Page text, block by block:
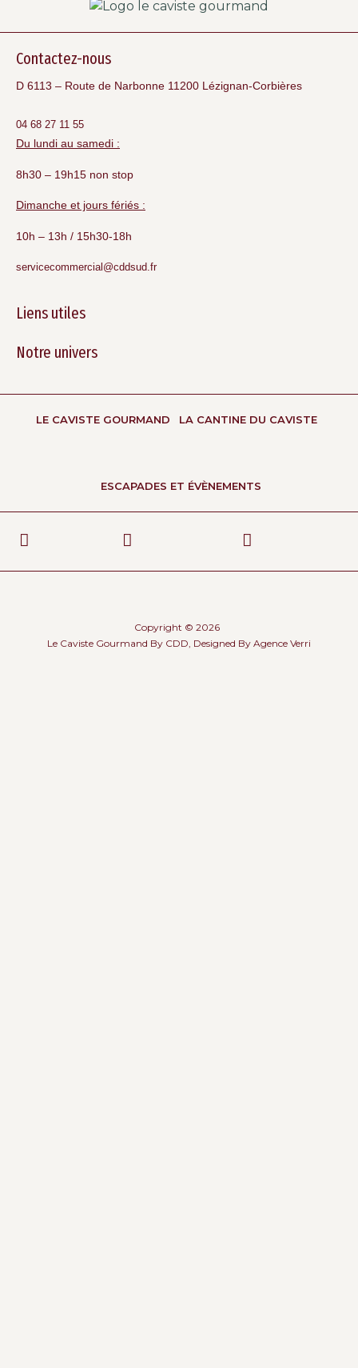
Contactez-nous
D 6113 – Route de Narbonne 11200 Lézignan-Corbières
04 68 27 11 55
Du lundi au samedi :
8h30 – 19h15 non stop
Dimanche et jours fériés :
10h – 13h / 15h30-18h
servicecommercial@cddsud.fr
Liens utiles
Notre univers
LE CAVISTE GOURMAND LA CANTINE DU CAVISTE
ESCAPADES ET ÉVÈNEMENTS
Copyright © 2026
Le Caviste Gourmand By CDD, Designed By Agence Verri